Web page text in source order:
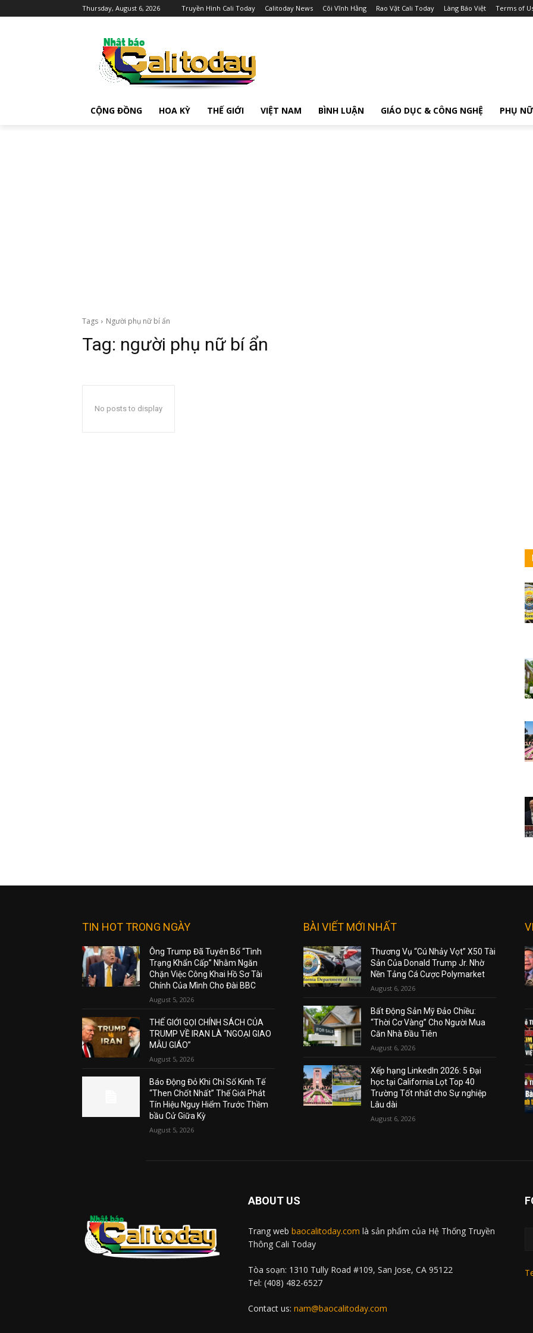
Thursday, August 6, 2026 Truyền Hình Cali Today Calitoday News Cõi Vĩnh Hằng Rao Vặt Cali Today Làng Báo Việt Terms of
CỘNG ĐỒNG HOA KỲ THẾ GIỚI VIỆT NAM BÌNH LUẬN GIÁO DỤC & CÔNG NGHỆ PHỤ NỮ
Tags Người phụ nữ bí ẩn
Tag: người phụ nữ bí ẩn
No posts to display
TIN HOT TRONG NGÀY
Ông Trump Đã Tuyên Bố “Tình
Trạng Khẩn Cấp” Nhằm Ngăn
Chặn Việc Công Khai Hồ Sơ Tài
Chính Của Mình Cho Đài BBC
August 5, 2026
THẾ GIỚI GỌI CHÍNH SÁCH CỦA
TRUMP VỀ IRAN LÀ “NGOẠI GIAO
MẪU GIÁO”
August 5, 2026
Báo Động Đỏ Khi Chỉ Số Kinh Tế
“Then Chốt Nhất” Thế Giới Phát
Tín Hiệu Nguy Hiểm Trước Thềm
bầu Cử Giữa Kỳ
August 5, 2026
BÀI VIẾT MỚI NHẤT
Thương Vụ “Cú Nhảy Vọt” X50 Tài
Sản Của Donald Trump Jr. Nhờ
Nền Tảng Cá Cược Polymarket
August 6, 2026
Bất Động Sản Mỹ Đảo Chiều:
“Thời Cơ Vàng” Cho Người Mua
Căn Nhà Đầu Tiên
August 6, 2026
Xếp hạng LinkedIn 2026: 5 Đại
học tại California Lọt Top 40
Trường Tốt nhất cho Sự nghiệp
Lâu dài
August 6, 2026
ABOUT US
Trang web baocalitoday.com là sản phẩm của Hệ Thống Truyền
Thông Cali Today
Tòa soạn: 1310 Tully Road #109, San Jose, CA 95122
Tel: (408) 482-6527
Contact us: nam@baocalitoday.com